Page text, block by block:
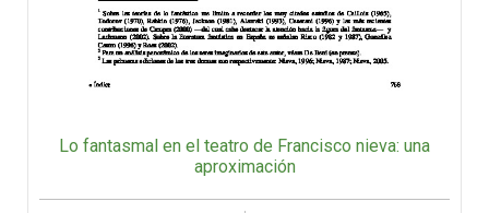
Lo fantasmal en el teatro de Francisco nieva: una
aproximación